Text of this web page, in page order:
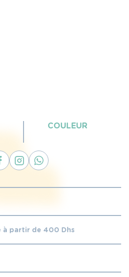
COULEUR
à partir de 400 Dhs